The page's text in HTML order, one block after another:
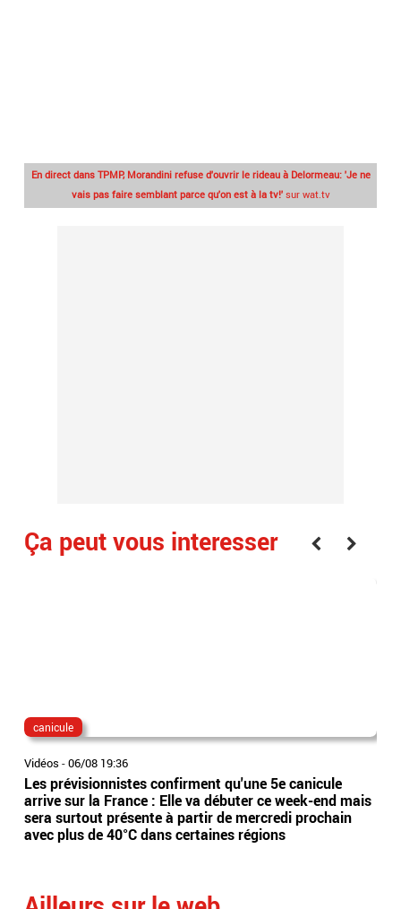
En direct dans TPMP, Morandini refuse d'ouvrir le rideau à Delormeau: 'Je ne
vais pas faire semblant parce qu'on est à la tv!'sur wat.tv
Ça peut vous interesser
canicule
Vidéos -06/08 19:36
Les prévisionnistes confirment qu'une 5e canicule
arrive sur la France : Elle va débuter ce week-end mais
sera surtout présente à partir de mercredi prochain
avec plus de 40°C dans certaines régions